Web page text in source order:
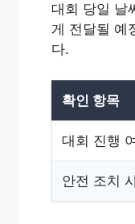
대회 당일 날
게 전달될 예
다.
확인 항목
대회 진행
안전 조치